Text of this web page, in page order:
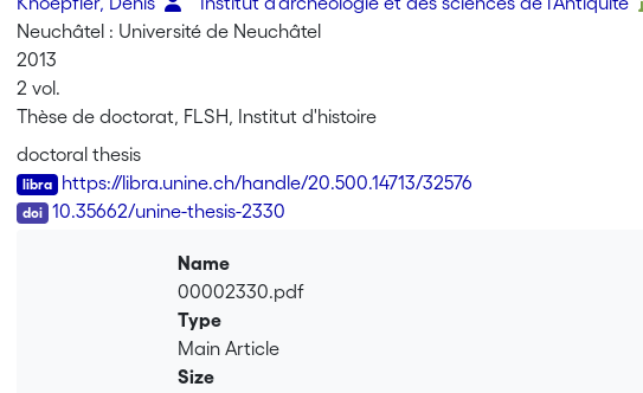
Neuchâtel : Université de Neuchâtel
2013
2 vol.
Thèse de doctorat, FLSH, Institut d'histoire
doctoral thesis
https://libra.unine.ch/handle/20.500.14713/32576
10.35662/unine-thesis-2330
Name
00002330.pdf
Type
Main Article
Size